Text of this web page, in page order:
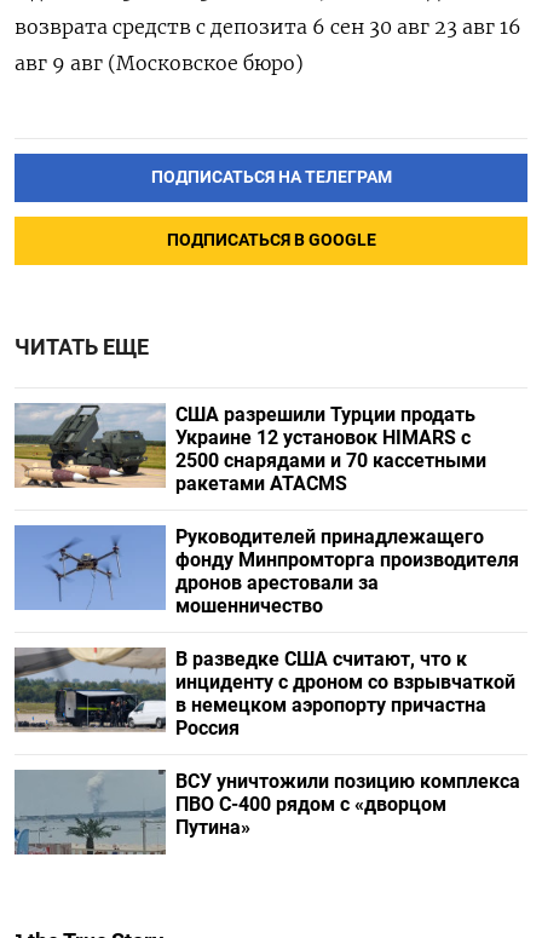
возврата средств с депозита 6 сен 30 авг 23 авг 16
авг 9 авг (Московское бюро)
ПОДПИСАТЬСЯ НА ТЕЛЕГРАМ
ПОДПИСАТЬСЯ В GOOGLE
ЧИТАТЬ ЕЩЕ
США разрешили Турции продать
Украине 12 установок HIMARS с
2500 снарядами и 70 кассетными
ракетами ATACMS
Руководителей принадлежащего
фонду Минпромторга производителя
дронов арестовали за
мошенничество
В разведке США считают, что к
инциденту с дроном со взрывчаткой
в немецком аэропорту причастна
Россия
ВСУ уничтожили позицию комплекса
ПВО С-400 рядом с «дворцом
Путина»